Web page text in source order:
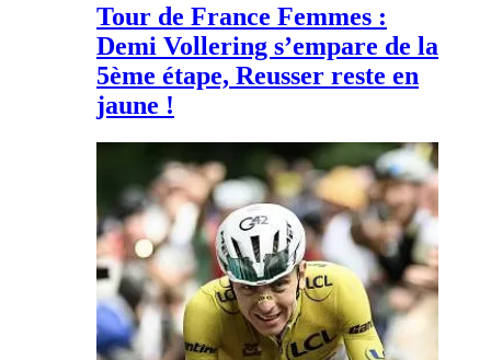
Tour de France Femmes :
Demi Vollering s’empare de la
5ème étape, Reusser reste en
jaune !